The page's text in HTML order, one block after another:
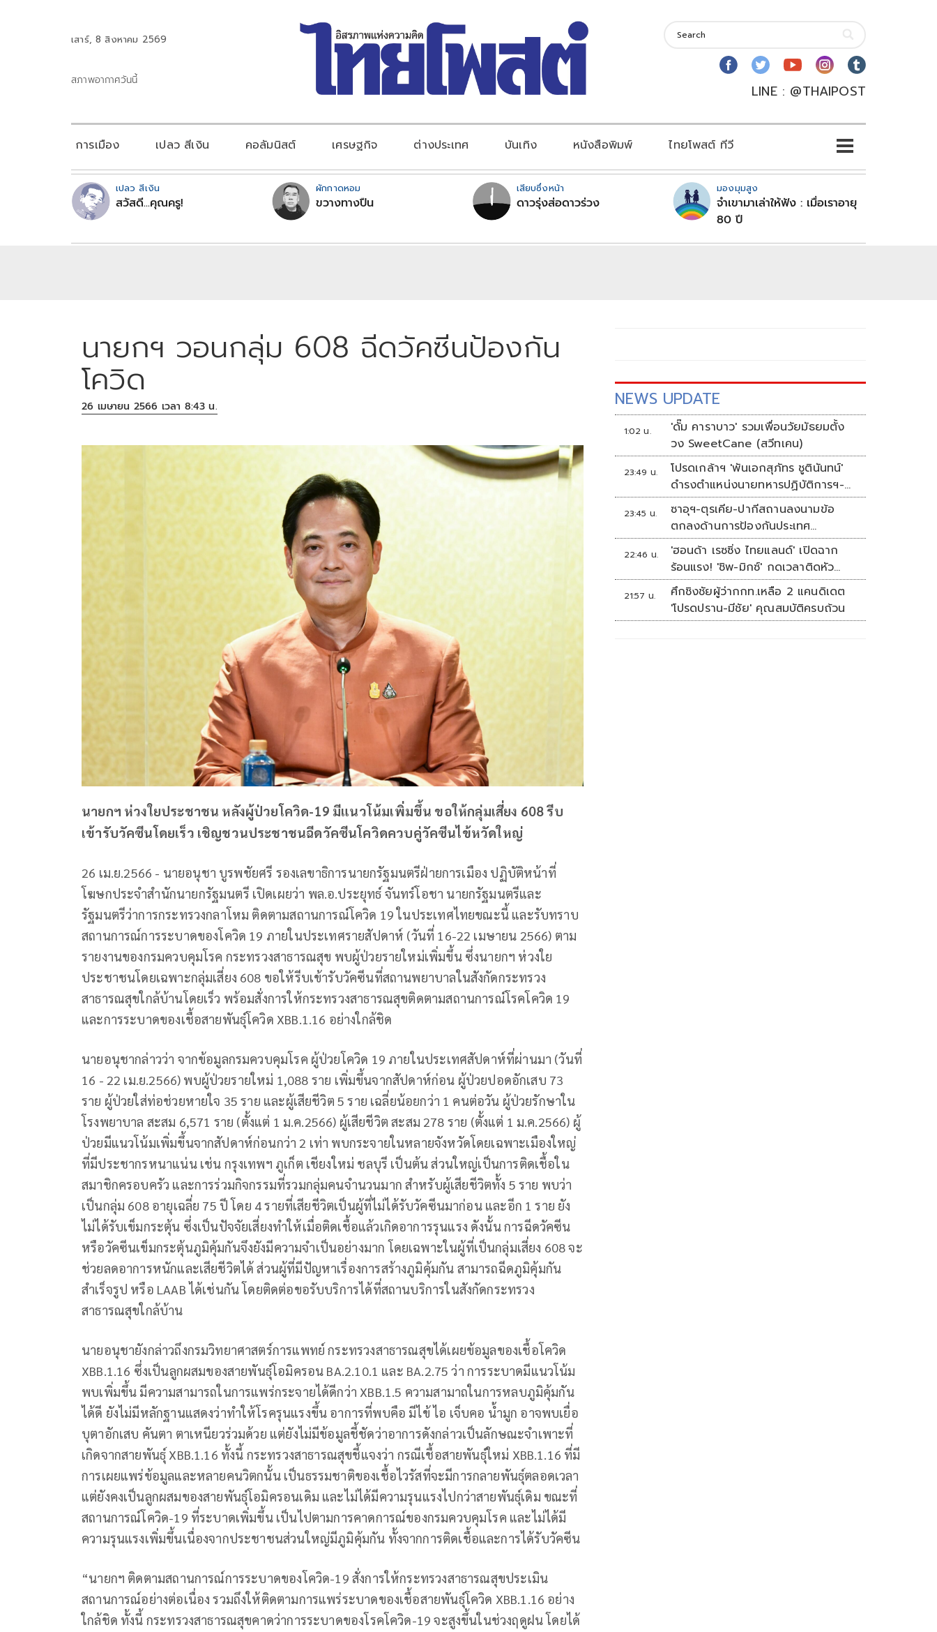
เสาร์, 8 สิงหาคม 2569
สภาพอากาศวันนี้
LINE : @THAIPOST
การเมือง เปลว สีเงิน คอลัมนิสต์ เศรษฐกิจ ต่างประเทศ บันเทิง หนังสือพิมพ์ ไทยโพสต์ ทีวี
เปลว สีเงิน
สวัสดี...คุณครู!
ผักกาดหอม
ขวางทางปืน
เสียบซึ่งหน้า
ดาวรุ่งส่อดาวร่วง
มองมุมสูง
จำเขามาเล่าให้ฟัง : เมื่อเราอายุ
80 ปี
นายกฯ วอนกลุ่ม 608 ฉีดวัคซีนป้องกัน
โควิด
26 เมษายน 2566 เวลา 8:43 น.
นายกฯ ห่วงใยประชาชน หลังผู้ป่วยโควิด-19 มีแนวโน้มเพิ่มขึ้น ขอให้กลุ่มเสี่ยง 608 รีบ
เข้ารับวัคซีนโดยเร็ว เชิญชวนประชาชนฉีดวัคซีนโควิดควบคู่วัคซีนไข้หวัดใหญ่
26 เม.ย.2566 - นายอนุชา บูรพชัยศรี รองเลขาธิการนายกรัฐมนตรีฝ่ายการเมือง ปฏิบัติหน้าที่
โฆษกประจำสำนักนายกรัฐมนตรี เปิดเผยว่า พล.อ.ประยุทธ์ จันทร์โอชา นายกรัฐมนตรีและ
รัฐมนตรีว่าการกระทรวงกลาโหม ติดตามสถานการณ์โควิด 19 ในประเทศไทยขณะนี้ และรับทราบ
สถานการณ์การระบาดของโควิด 19 ภายในประเทศรายสัปดาห์ (วันที่ 16-22 เมษายน 2566) ตาม
รายงานของกรมควบคุมโรค กระทรวงสาธารณสุข พบผู้ป่วยรายใหม่เพิ่มขึ้น ซึ่งนายกฯ ห่วงใย
ประชาชนโดยเฉพาะกลุ่มเสี่ยง 608 ขอให้รีบเข้ารับวัคซีนที่สถานพยาบาลในสังกัดกระทรวง
สาธารณสุขใกล้บ้านโดยเร็ว พร้อมสั่งการให้กระทรวงสาธารณสุขติดตามสถานการณ์โรคโควิด 19
และการระบาดของเชื้อสายพันธุ์โควิด XBB.1.16 อย่างใกล้ชิด
นายอนุชากล่าวว่า จากข้อมูลกรมควบคุมโรค ผู้ป่วยโควิด 19 ภายในประเทศสัปดาห์ที่ผ่านมา (วันที่
16 - 22 เม.ย.2566) พบผู้ป่วยรายใหม่ 1,088 ราย เพิ่มขึ้นจากสัปดาห์ก่อน ผู้ป่วยปอดอักเสบ 73
ราย ผู้ป่วยใส่ท่อช่วยหายใจ 35 ราย และผู้เสียชีวิต 5 ราย เฉลี่ยน้อยกว่า 1 คนต่อวัน ผู้ป่วยรักษาใน
โรงพยาบาล สะสม 6,571 ราย (ตั้งแต่ 1 ม.ค.2566) ผู้เสียชีวิต สะสม 278 ราย (ตั้งแต่ 1 ม.ค.2566) ผู้
ป่วยมีแนวโน้มเพิ่มขึ้นจากสัปดาห์ก่อนกว่า 2 เท่า พบกระจายในหลายจังหวัดโดยเฉพาะเมืองใหญ่
ที่มีประชากรหนาแน่น เช่น กรุงเทพฯ ภูเก็ต เชียงใหม่ ชลบุรี เป็นต้น ส่วนใหญ่เป็นการติดเชื้อใน
สมาชิกครอบครัว และการร่วมกิจกรรมที่รวมกลุ่มคนจำนวนมาก สำหรับผู้เสียชีวิตทั้ง 5 ราย พบว่า
เป็นกลุ่ม 608 อายุเฉลี่ย 75 ปี โดย 4 รายที่เสียชีวิตเป็นผู้ที่ไม่ได้รับวัคซีนมาก่อน และอีก 1 ราย ยัง
ไม่ได้รับเข็มกระตุ้น ซึ่งเป็นปัจจัยเสี่ยงทำให้เมื่อติดเชื้อแล้วเกิดอาการรุนแรง ดังนั้น การฉีดวัคซีน
หรือวัคซีนเข็มกระตุ้นภูมิคุ้มกันจึงยังมีความจำเป็นอย่างมาก โดยเฉพาะในผู้ที่เป็นกลุ่มเสี่ยง 608 จะ
ช่วยลดอาการหนักและเสียชีวิตได้ ส่วนผู้ที่มีปัญหาเรื่องการสร้างภูมิคุ้มกัน สามารถฉีดภูมิคุ้มกัน
สำเร็จรูป หรือ LAAB ได้เช่นกัน โดยติดต่อขอรับบริการได้ที่สถานบริการในสังกัดกระทรวง
สาธารณสุขใกล้บ้าน
นายอนุชายังกล่าวถึงกรมวิทยาศาสตร์การแพทย์ กระทรวงสาธารณสุขได้เผยข้อมูลของเชื้อโควิด
XBB.1.16 ซึ่งเป็นลูกผสมของสายพันธุ์โอมิครอน BA.2.10.1 และ BA.2.75 ว่า การระบาดมีแนวโน้ม
พบเพิ่มขึ้น มีความสามารถในการแพร่กระจายได้ดีกว่า XBB.1.5 ความสามาถในการหลบภูมิคุ้มกัน
ได้ดี ยังไม่มีหลักฐานแสดงว่าทำให้โรครุนแรงขึ้น อาการที่พบคือ มีไข้ ไอ เจ็บคอ น้ำมูก อาจพบเยื่อ
บุตาอักเสบ คันตา ตาเหนียวร่วมด้วย แต่ยังไม่มีข้อมูลชี้ชัดว่าอาการดังกล่าวเป็นลักษณะจำเพาะที่
เกิดจากสายพันธุ์ XBB.1.16 ทั้งนี้ กระทรวงสาธารณสุขชี้แจงว่า กรณีเชื้อสายพันธุ์ใหม่ XBB.1.16 ที่มี
การเผยแพร่ข้อมูลและหลายคนวิตกนั้น เป็นธรรมชาติของเชื้อไวรัสที่จะมีการกลายพันธุ์ตลอดเวลา
แต่ยังคงเป็นลูกผสมของสายพันธุ์โอมิครอนเดิม และไม่ได้มีความรุนแรงไปกว่าสายพันธุ์เดิม ขณะที่
สถานการณ์โควิด-19 ที่ระบาดเพิ่มขึ้น เป็นไปตามการคาดการณ์ของกรมควบคุมโรค และไม่ได้มี
ความรุนแรงเพิ่มขึ้นเนื่องจากประชาชนส่วนใหญ่มีภูมิคุ้มกัน ทั้งจากการติดเชื้อและการได้รับวัคซีน
“นายกฯ ติดตามสถานการณ์การระบาดของโควิด-19 สั่งการให้กระทรวงสาธารณสุขประเมิน
สถานการณ์อย่างต่อเนื่อง รวมถึงให้ติดตามการแพร่ระบาดของเชื้อสายพันธุ์โควิด XBB.1.16 อย่าง
ใกล้ชิด ทั้งนี้ กระทรวงสาธารณสุขคาดว่าการระบาดของโรคโควิด-19 จะสูงขึ้นในช่วงฤดูฝน โดยได้
NEWS UPDATE
1:02 น.
'ดั๊ม คาราบาว' รวมเพื่อนวัยมัธยมตั้ง
วง SweetCane (สวีทเคน)
23:49 น.
โปรดเกล้าฯ 'พันเอกสุภัทร ชูตินันทน์'
ดำรงตำแหน่งนายทหารปฏิบัติการฯ-
พระราชทานยศ 'พลตรี'
23:45 น.
ซาอุฯ-ตุรเคีย-ปากีสถานลงนามข้อ
ตกลงด้านการป้องกันประเทศ
ท่ามกลางสงครามในภูมิภาค
22:46 น.
'ฮอนด้า เรซซิ่ง ไทยแลนด์' เปิดฉาก
ร้อนแรง! 'ชิพ-มิกซ์' กดเวลาติดหัว
แถว ARRC สนาม 4 ที่มัลดาลิกา
21:57 น.
ศึกชิงชัยผู้ว่ากกท.เหลือ 2 แคนดิเดต
'โปรดปราน-มีชัย' คุณสมบัติครบถ้วน